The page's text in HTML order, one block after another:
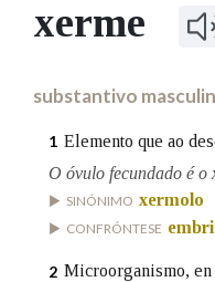
Facebook
TwitterYoutubeInstagram
Bluesky
BUSCAR NOS LEMAS
xerme
substantivo
1 Elemento que ao
O óvulo fecundado é o
SINÓNIMO xermolo
CONFRÓNTESE
2 Microorganismo, en